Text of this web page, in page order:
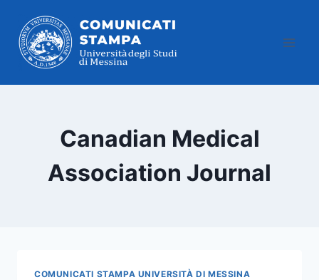
contenuto
Canadian Medical
Association Journal
COMUNICATI STAMPA UNIVERSITÀ DI MESSINA